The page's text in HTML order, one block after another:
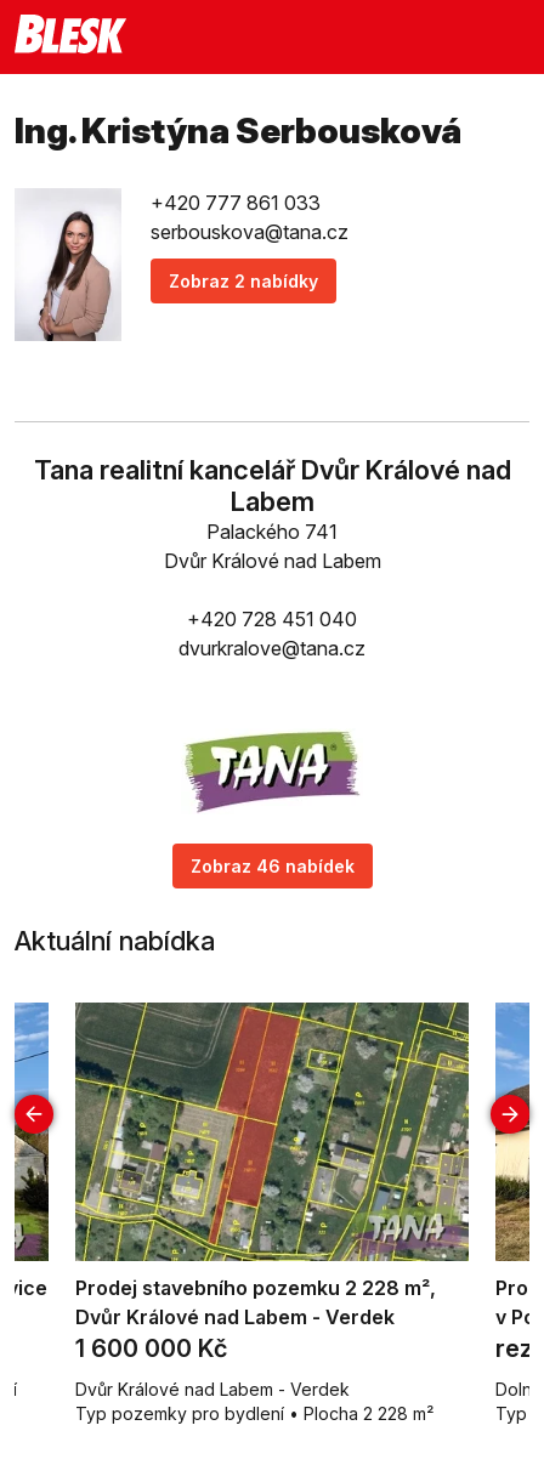
Ing. Kristýna Serbousková
+420 777 861 033
serbouskova@tana.cz
Zobraz 2 nabídky
Tana realitní kancelář Dvůr Králové nad
Labem
Palackého 741
Dvůr Králové nad Labem
+420 728 451 040
dvurkralove@tana.cz
Zobraz 46 nabídek
Aktuální nabídka
Prodej stavebního pozemku 2 228 m²,
Dvůr Králové nad Labem - Verdek
1 600 000 Kč
Dvůr Králové nad Labem - Verdek
Typ pozemky pro bydlení • Plocha 2 228 m²
v
Dolní
Typ